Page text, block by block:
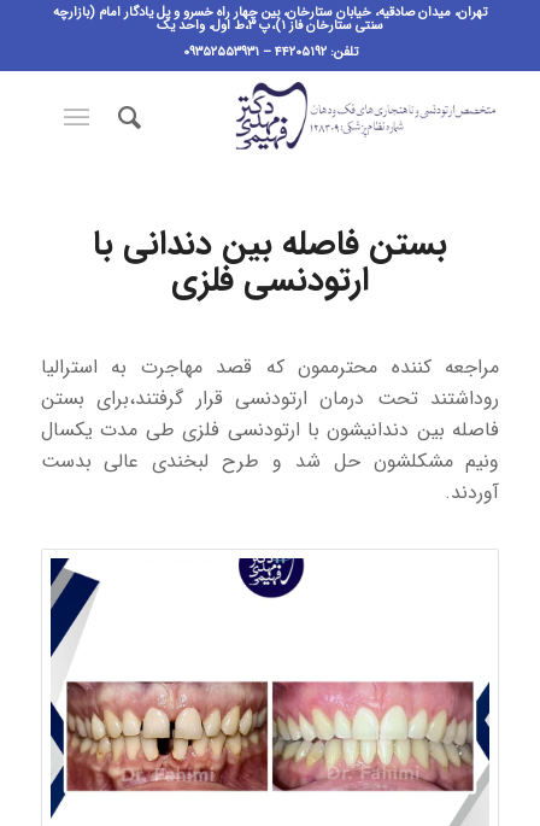
تهران، میدان صادقیه، خیابان ستارخان، بین چهار راه خسرو و پل یادگار امام (بازارچه
سنتی ستارخان فاز ۱)،پ ٣،ط اول، واحد یک
تلفن: ۴۴۲۰۵۱۹۲ – ۰۹۳۵۲۵۵۳۹۳۱
بستن فاصله بین دندانی با
ارتودنسی فلزی
مراجعه کننده محترممون که قصد مهاجرت به استرالیا
رو‌داشتند تحت درمان ارتودنسی قرار گرفتند،برای بستن
فاصله بین دندانیشون با ارتودنسی فلزی طی مدت یکسال
و‌نیم مشکلشون حل شد و طرح لبخندی عالی بدست
آوردند.